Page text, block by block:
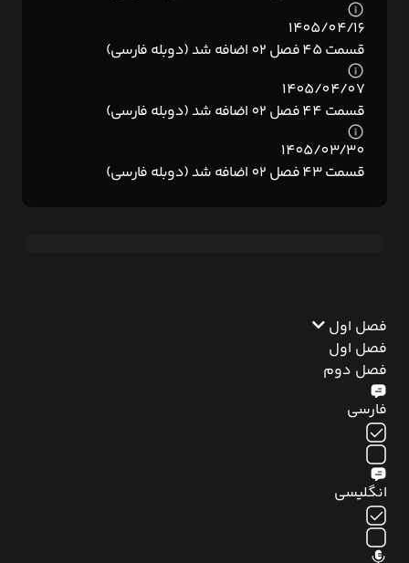
1405/04/16
قسمت 45 فصل 02 اضافه شد (دوبله فارسی)
1405/04/07
قسمت 44 فصل 02 اضافه شد (دوبله فارسی)
1405/03/30
قسمت 43 فصل 02 اضافه شد (دوبله فارسی)
فصل اول
فصل اول
فصل دوم
فارسی
انگلیسی